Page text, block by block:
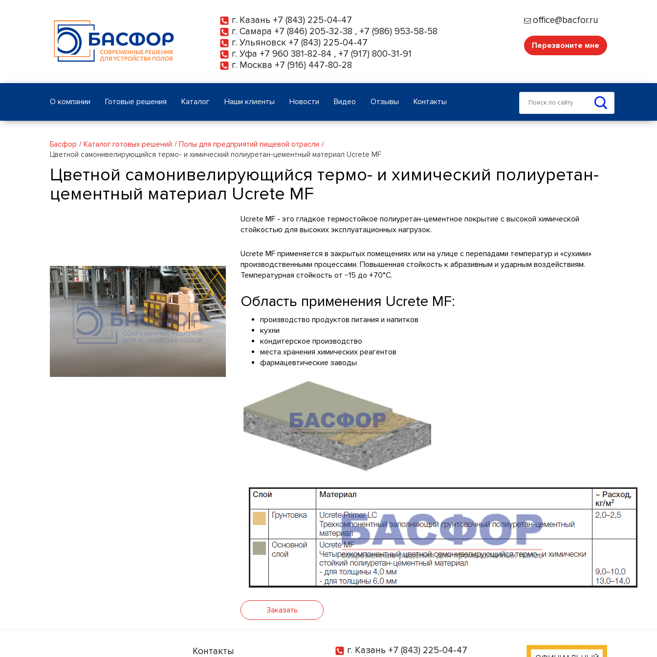
г. Казань +7 (843) 225-04-47
г. Самара +7 (846) 205-32-38 , +7 (986) 953-58-58
г. Ульяновск +7 (843) 225-04-47
г. Уфа +7 960 381-82-84 , +7 (917) 800-31-91
г. Москва +7 (916) 447-80-28
office@bacfor.ru
Перезвоните мне
О компании Готовые решения Каталог Наши клиенты Новости Видео Отзывы Контакты
Басфор Каталог готовых решений
Полы для предприятий пищевой отрасли
Цветной самонивелирующийся термо- и химический полиуретан-цементный материал Ucrete MF
Цветной самонивелирующийся термо- и химический полиуретан-
цементный материал Ucrete MF
Ucrete MF - это гладкое термостойкое полиуретан-цементное покрытие с высокой химической
стойкостью для высоких эксплуатационных нагрузок.
Ucrete MF применяется в закрытых помещениях или на улице с перепадами температур и «сухими»
производственными процессами. Повышенная стойкость к абразивным и ударным воздействиям.
Температурная стойкость от −15 до +70°C.
Область применения Ucrete MF:
производство продуктов питания и напитков
кухни
кондитерское производство
места хранения химических реагентов
фармацевтические заводы
Заказать
Контакты г. Казань +7 (843) 225-04-47